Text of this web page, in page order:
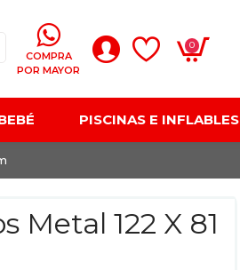
COMPRA
POR MAYOR
0
PISCINAS E INFLABLES
Metal 122 X 81